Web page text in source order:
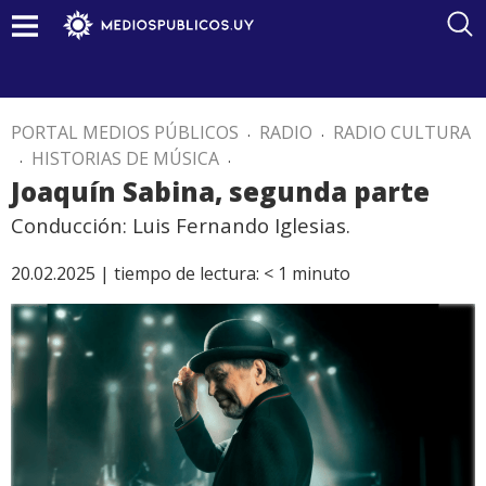
PORTAL MEDIOS PÚBLICOS . RADIO . RADIO CULTURA
. HISTORIAS DE MÚSICA .
Joaquín Sabina, segunda parte
Conducción: Luis Fernando Iglesias.
20.02.2025 | tiempo de lectura: < 1 minuto